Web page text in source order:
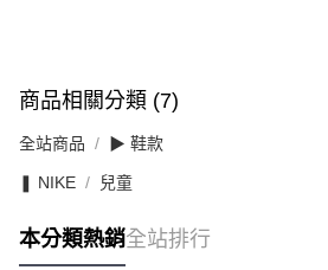
商品相關分類 (7)
全站商品 ▶ 鞋款
❚ NIKE 兒童
本分類熱銷全站排行